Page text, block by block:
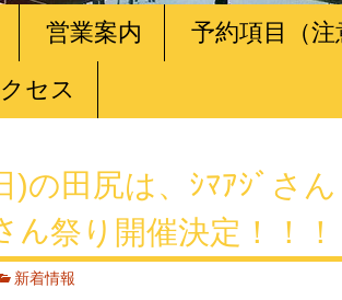
営業案内 予約項目（注
セス
)の田尻は、ｼﾏｱｼﾞさん
ん祭り開催決定！！！
新着情報